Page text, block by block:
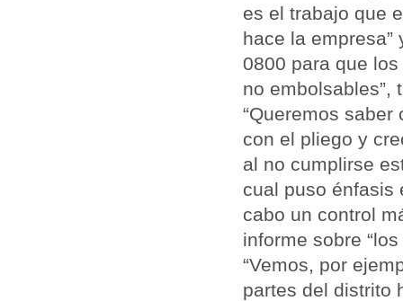
es el trabajo que
hace la
0800 para que
no embolsables”,
“Queremos
con el pliego y
al no cumplirse
cual puso énfasis
cabo un control
informe sobre
“Vemos, por
partes del distrito